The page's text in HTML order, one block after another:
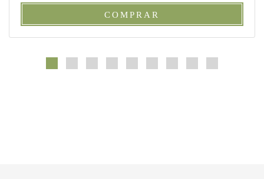
COMPRAR